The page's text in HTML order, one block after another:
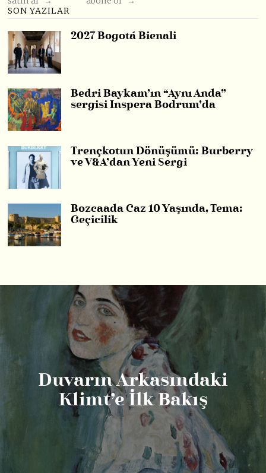
SON YAZILAR
2027 Bogotá Bienali
Bedri Baykam’ın “Aynı Anda”
sergisi Inspera Bodrum’da
Trençkotun Dönüşümü: Burberry
ve V&A’dan Yeni Sergi
Bozcaada Caz 10 Yaşında, Tema:
Geçicilik
Duvarın Arkasındaki
Klimt’e İlk Bakış